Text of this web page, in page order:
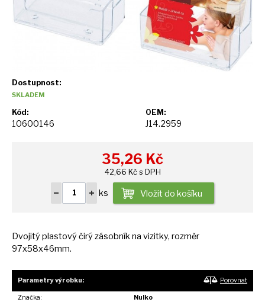
Dostupnost:
SKLADEM
Kód:
10600146
OEM:
J14.2959
35,26 Kč
42,66 Kč s DPH
ks Vložit do košíku
Dvojitý plastový čirý zásobníkna vizitky, rozměr
97x58x46mm.
Parametry výrobku: Porovnat
Značka:
Nulko